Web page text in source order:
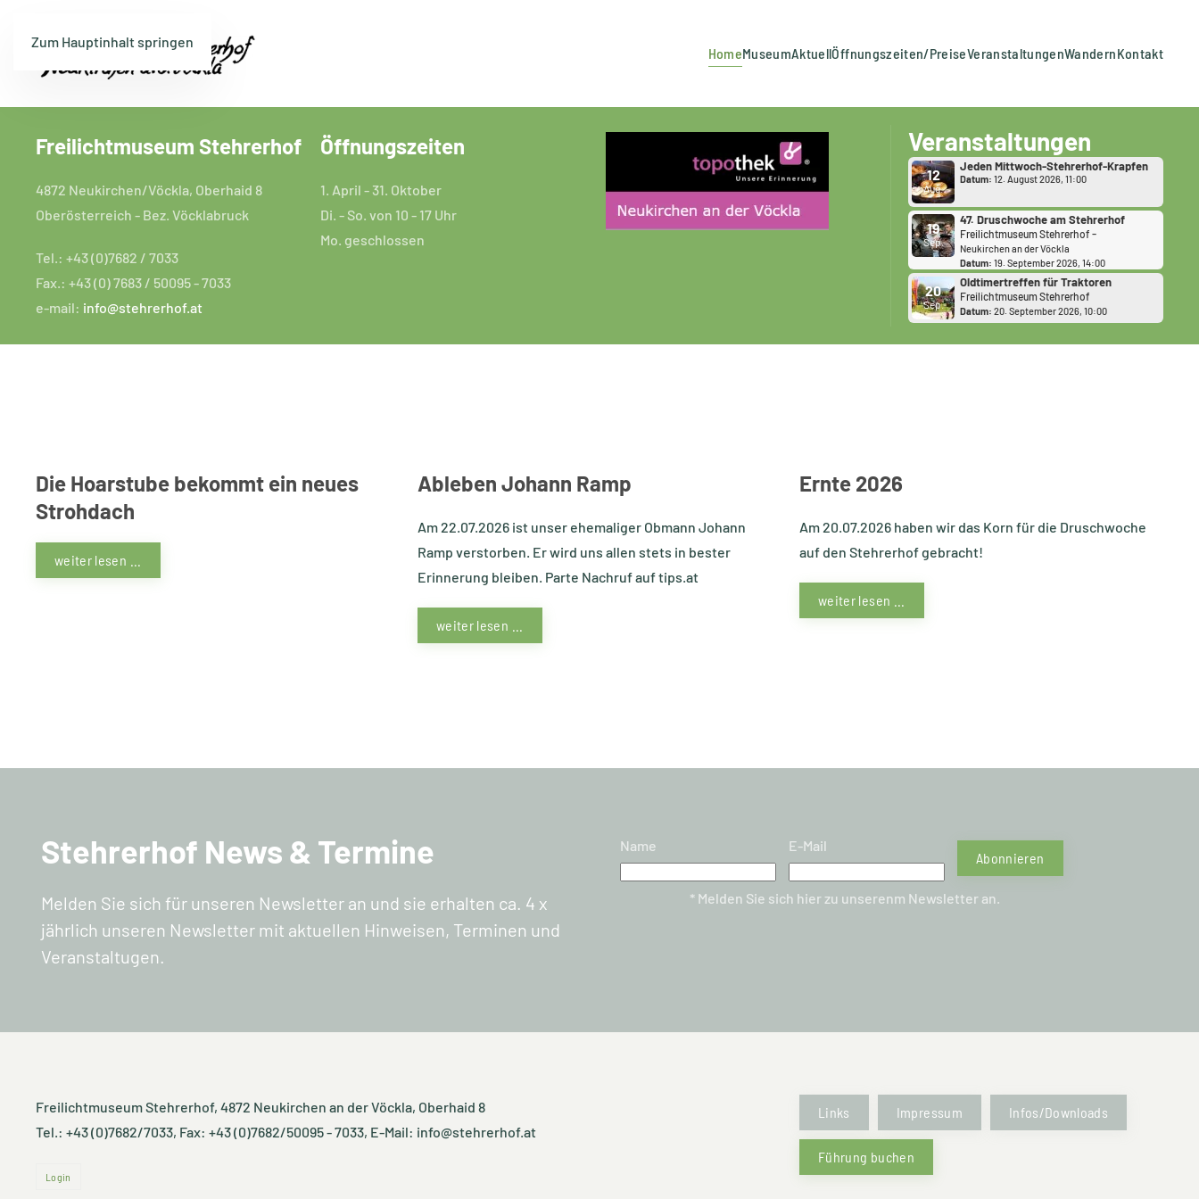
Zum Hauptinhalt springen
HomeMuseumAktuellÖffnungszeiten/PreiseVeranstaltungenWandernKontakt
Freilichtmuseum Stehrerhof
4872 Neukirchen/Vöckla, Oberhaid 8
Oberösterreich - Bez. Vöcklabruck
Tel.: +43 (0)7682 / 7033
Fax.: +43 (0) 7683 / 50095 - 7033
e-mail: info@stehrerhof.at
Öffnungszeiten
1. April - 31. Oktober
Di. - So. von 10 - 17 Uhr
Mo. geschlossen
Veranstaltungen
12
Aug.
Jeden Mittwoch-Stehrerhof-Krapfen
Datum: 12. August 2026, 11:00
19
Sep.
47. Druschwoche am Stehrerhof
Freilichtmuseum Stehrerhof -
Neukirchen an der Vöckla
Datum: 19. September 2026, 14:00
20
Sep.
Oldtimertreffen für Traktoren
Freilichtmuseum Stehrerhof
Datum: 20. September 2026, 10:00
Die Hoarstube bekommt ein neues
Strohdach
weiter lesen ...
Ableben Johann Ramp
Am 22.07.2026 ist unser ehemaliger Obmann Johann
Ramp verstorben. Er wird uns allen stets in bester
Erinnerung bleiben. Parte Nachruf auf tips.at
weiter lesen ...
Ernte 2026
Am 20.07.2026 haben wir das Korn für die Druschwoche
auf den Stehrerhof gebracht!
weiter lesen ...
Stehrerhof News & Termine
Melden Sie sich für unseren Newsletter an und sie erhalten ca. 4 x
jährlich unseren Newsletter mit aktuellen Hinweisen, Terminen und
Veranstaltugen.
Name E-Mail
Abonnieren
* Melden Sie sich hier zu unserenm Newsletter an.
Freilichtmuseum Stehrerhof, 4872 Neukirchen an der Vöckla, Oberhaid 8
Tel.: +43 (0)7682/7033, Fax: +43 (0)7682/50095 - 7033, E-Mail: info@stehrerhof.at
Login
Links Impressum Infos/Downloads
Führung buchen